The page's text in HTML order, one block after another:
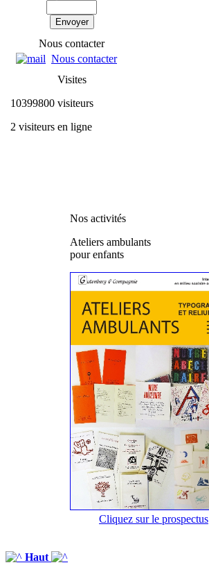
Envoyer
Nous contacter
Nous contacter
Visites
10399800 visiteurs
2 visiteurs en ligne
Nos activités
Ateliers ambulants
pour enfants
Cliquez sur le prospectus
Haut